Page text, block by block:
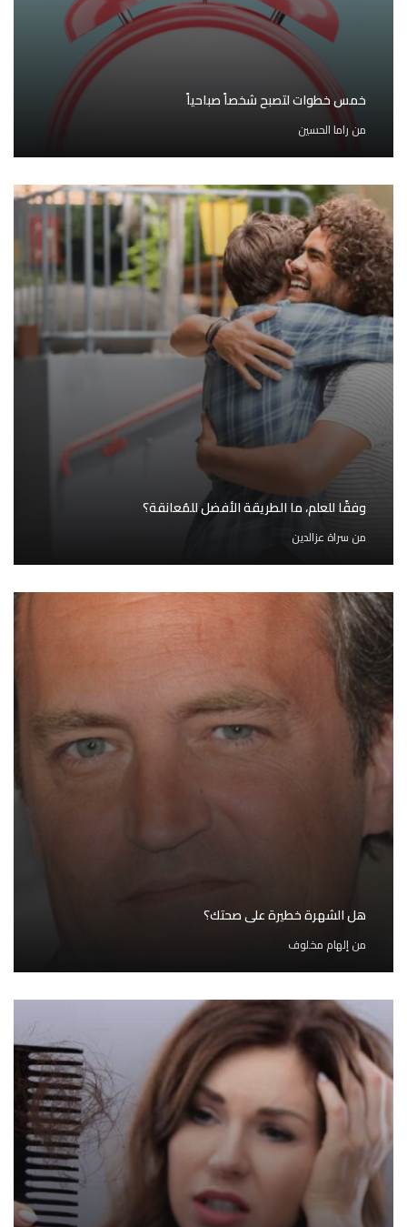
خمس خطوات لتصبح شخصاً صباحياً
من راما الحسين
وفقًا للعلم، ما الطريقة الأفضل للمُعانقة؟
من سراة عزالدين
هل الشهرة خطيرة على صحتك؟
منإلهام مخلوف